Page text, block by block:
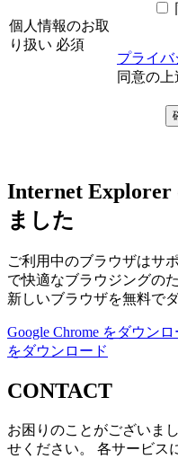
個人情報のお取
り扱い 必須
プライ
同意の上
Internet Explorer
ました
ご利用中のブラウザはサ
で快適なブラウジングのた
新しいブラウザを無料で
Google Chrome をダウンロ
をダウンロード
CONTACT
お困りのことがございま
せください。 各サービス